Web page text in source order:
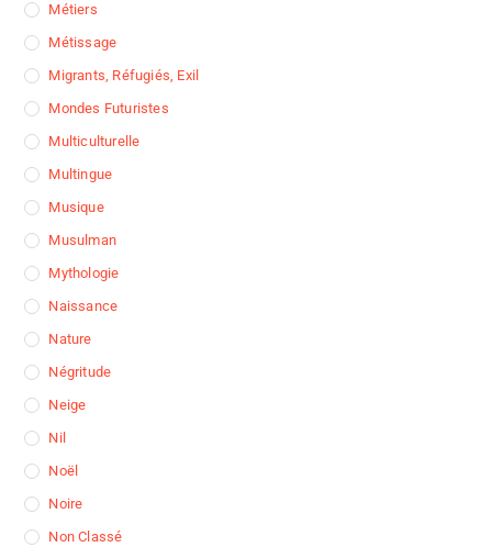
Métiers
Métissage
Migrants, Réfugiés, Exil
Mondes Futuristes
Multiculturelle
Multingue
Musique
Musulman
Mythologie
Naissance
Nature
Négritude
Neige
Nil
Noël
Noire
Non Classé